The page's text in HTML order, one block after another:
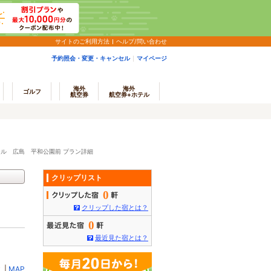
サイトのご利用方法 ヘルプ/問い合わせ
予約照会・変更・キャンセル マイページ
ゴルフ
海外
航空券
海外
航空券+ホテル
ル 広島 平和公園前 プラン詳細
MAP
クリップリスト
0
クリップした宿とは？
0
最近見た宿とは？